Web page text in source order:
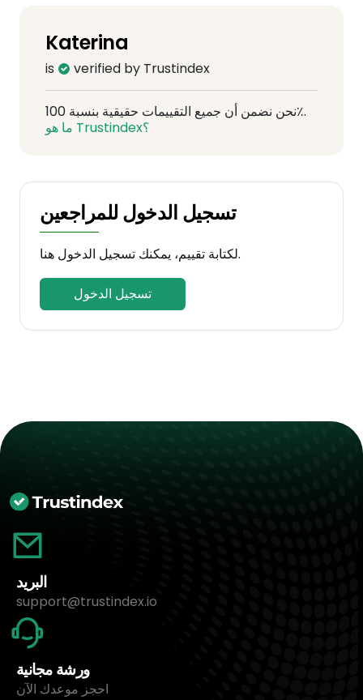
Katerina
is verified by Trustindex
نحن نضمن أن جميع التقييمات حقيقية بنسبة 100٪.
ما هو Trustindex؟
تسجيل الدخول للمراجعين
لكتابة تقييم، يمكنك تسجيل الدخول هنا.
تسجيل الدخول
البريد
support@trustindex.io
ورشة مجانية
احجز موعدك الآن